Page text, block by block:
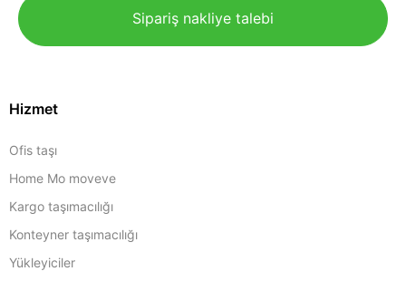
Sipariş nakliye talebi
Hizmet
Ofis taşı
Home Mo moveve
Kargo taşımacılığı
Konteyner taşımacılığı
Yükleyiciler